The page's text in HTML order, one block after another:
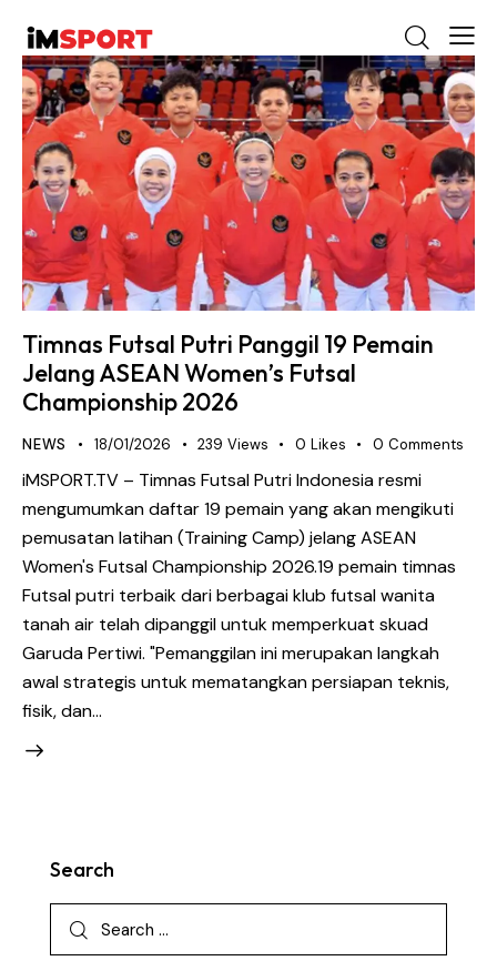
Timnas Futsal Putri Panggil 19 Pemain
Jelang ASEAN Women’s Futsal
Championship 2026
NEWS 18/01/2026 239 Views 0 Likes 0 Comments
iMSPORT.TV – Timnas Futsal Putri Indonesia resmi
mengumumkan daftar 19 pemain yang akan mengikuti
pemusatan latihan (Training Camp) jelang ASEAN
Women's Futsal Championship 2026. ​19 pemain timnas
Futsal putri terbaik dari berbagai klub futsal wanita
tanah air telah dipanggil untuk memperkuat skuad
Garuda Pertiwi. "Pemanggilan ini merupakan langkah
awal strategis untuk mematangkan persiapan teknis,
fisik, dan…
Search